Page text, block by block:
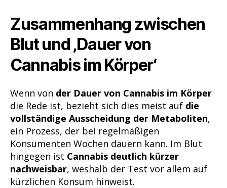
Zusammenhang zwischen
Blut und ‚Dauer von
Cannabis im Körper‘
Wenn von der Dauer von Cannabis im Körper
die Rede ist, bezieht sich dies meist auf die
vollständige Ausscheidung der Metaboliten,
ein Prozess, der bei regelmäßigen
Konsumenten Wochen dauern kann. Im Blut
hingegen ist Cannabis deutlich kürzer
nachweisbar, weshalb der Test vor allem auf
kürzlichen Konsum hinweist.